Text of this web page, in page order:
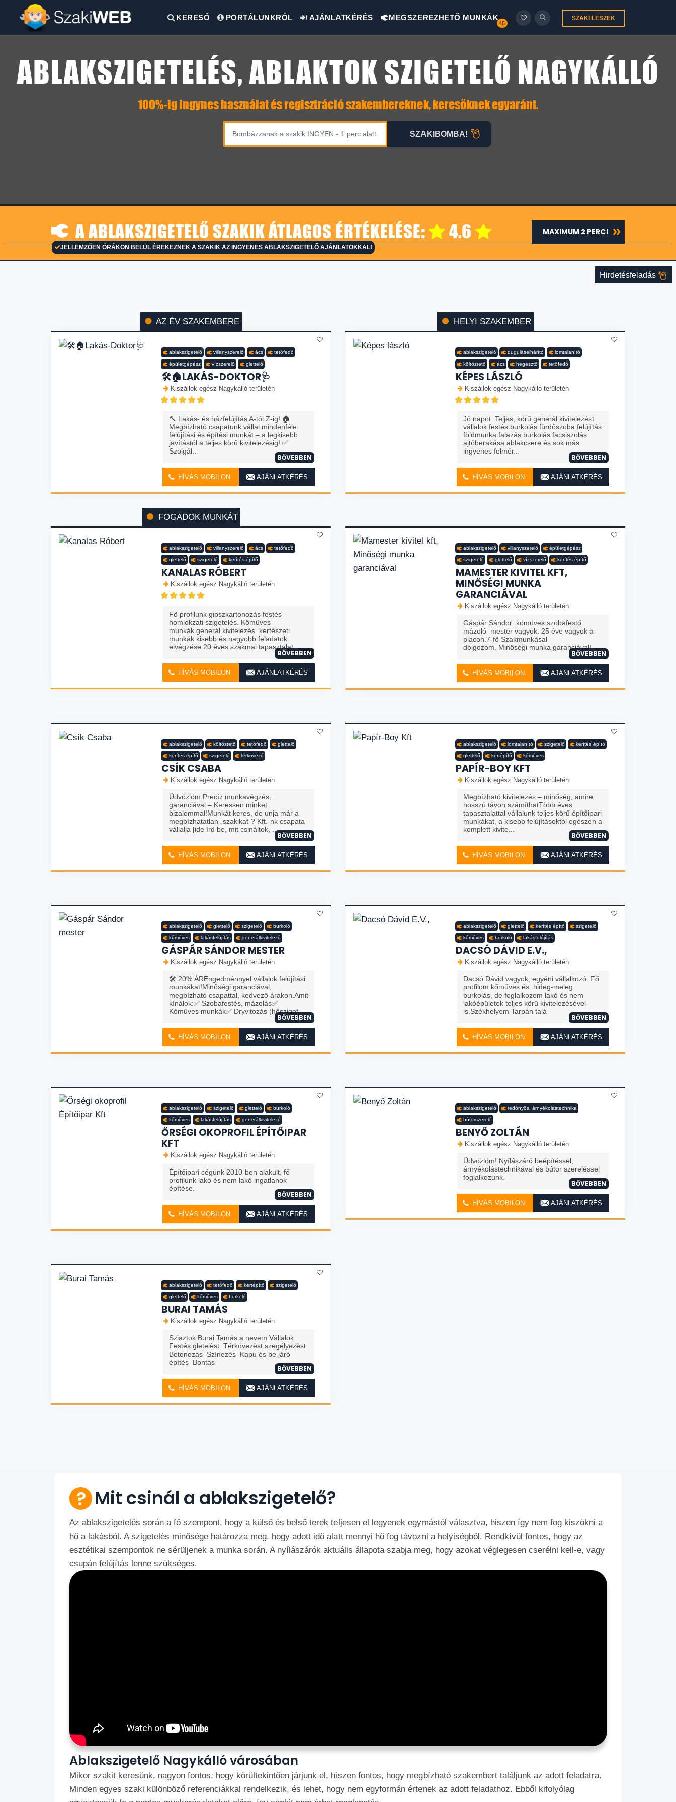
SZAKI LESZEK
KERESŐ PORTÁLUNKRÓL AJÁNLATKÉRÉS MEGSZEREZHETŐ MUNKÁK
45
ABLAKSZIGETELÉS, ABLAKTOK SZIGETELŐ NAGYKÁLLÓ
100%-ig ingynes használat és regisztráció szakembereknek, keresőknek egyaránt.
SZAKIBOMBA!
A ABLAKSZIGETELŐ SZAKIK ÁTLAGOS ÉRTÉKELÉSE: 4.6
JELLEMZŐEN ÓRÁKON BELÜL ÉREKEZNEK A SZAKIK AZ INGYENES ABLAKSZIGETELŐ AJÁNLATOKKAL!
MAXIMUM 2 PERC!
AZ ÉV SZAKEMBERE
ablakszigetelő villanyszerelő ács tetőfedő
épületgépész vízszerelő glettelő
🛠️🏠LAKÁS-DOKTOR🩺
Kiszállok egész Nagykálló területén
🔨 Lakás- és házfelújítás A-tól Z-ig! 🏠
Megbízható csapatunk vállal mindenféle
felújítási és építési munkát – a legkisebb
javítástól a teljes körű kivitelezésig! ✅
Szolgál...
BŐVEBBEN
HÍVÁS MOBILON AJÁNLATKÉRÉS
HELYI SZAKEMBER
ablakszigetelő duguláselhárító lomtalanító
költöztető ács hegesztő tetőfedő
KÉPES LÁSZLÓ
Kiszállok egész Nagykálló területén
Jó napot Teljes, körű generál kivitelezést
vállalok festés burkolás fürdőszoba felújítás
földmunka falazás burkolás facsiszolás
ajtóberakása ablakcsere és sok más
ingyenes felmér...
BŐVEBBEN
HÍVÁS MOBILON AJÁNLATKÉRÉS
FOGADOK MUNKÁT
ablakszigetelő villanyszerelő ács tetőfedő
glettelő szigetelő kerítés építő
KANALAS RÓBERT
Kiszállok egész Nagykálló területén
Fö profilunk gipszkartonozás festés
homlokzati szigetelés. Kömüves
munkák.generál kivitelezés kertészeti
munkák kisebb és nagyobb feladatok
elvégzése 20 éves szakmai tapasztalat. ...
BŐVEBBEN
HÍVÁS MOBILON AJÁNLATKÉRÉS
ablakszigetelő villanyszerelő épületgépész
szigetelő glettelő vízszerelő kerítés építő
MAMESTER KIVITEL KFT,
MINŐSÉGI MUNKA
GARANCIÁVAL
Kiszállok egész Nagykálló területén
Gáspár Sándor kömüves szobafestő
mázoló mester vagyok. 25 éve vagyok a
piacon.7-fő Szakmunkásal
dolgozom. Minöségi munka garanciával!
BŐVEBBEN
HÍVÁS MOBILON AJÁNLATKÉRÉS
ablakszigetelő költöztető tetőfedő glettelő
kerítés építő szigetelő térkövező
CSÍK CSABA
Kiszállok egész Nagykálló területén
Üdvözlöm Precíz munkavégzés,
garanciával – Keressen minket
bizalommal!Munkát keres, de unja már a
megbízhatatlan „szakikat”? Kft.-nk csapata
vállalja [ide írd be, mit csináltok, ...
BŐVEBBEN
HÍVÁS MOBILON AJÁNLATKÉRÉS
ablakszigetelő lomtalanító szigetelő kerítés építő
glettelő kertépítő kőműves
PAPÍR-BOY KFT
Kiszállok egész Nagykálló területén
Megbízható kivitelezés – minőség, amire
hosszú távon számíthatTöbb éves
tapasztalattal vállalunk teljes körű építőipari
munkákat, a kisebb felújításoktól egészen a
komplett kivite...
BŐVEBBEN
HÍVÁS MOBILON AJÁNLATKÉRÉS
ablakszigetelő glettelő szigetelő burkoló
kőműves lakásfelújítás generálkivitelező
GÁSPÁR SÁNDOR MESTER
Kiszállok egész Nagykálló területén
🛠️ 20% ÁREngedménnyel vállalok felújítási
munkákat!Minőségi garanciával,
megbízható csapattal, kedvező árakon.Amit
kínálok:✅ Szobafestés, mázolás✅
Kőműves munkák✅ Dryvitozás (hősziget...
BŐVEBBEN
HÍVÁS MOBILON AJÁNLATKÉRÉS
ablakszigetelő glettelő kerítés építő szigetelő
kőműves burkoló lakásfelújítás
DACSÓ DÁVID E.V.,
Kiszállok egész Nagykálló területén
Dacsó Dávid vagyok, egyéni vállalkozó. Fő
profilom kőműves és hideg-meleg
burkolás, de foglalkozom lakó és nem
lakóépületek teljes körű kivitelezésével
is.Székhelyem Tarpán talá
BŐVEBBEN
HÍVÁS MOBILON AJÁNLATKÉRÉS
ablakszigetelő szigetelő glettelő burkoló
kőműves lakásfelújítás generálkivitelező
ŐRSÉGI OKOPROFIL ÉPÍTŐIPAR
KFT
Kiszállok egész Nagykálló területén
Építőipari cégünk 2010-ben alakult, fő
profilunk lakó és nem lakó ingatlanok
építése.
BŐVEBBEN
HÍVÁS MOBILON AJÁNLATKÉRÉS
ablakszigetelő redőnyös, árnyékolástechnika
bútorszerelő
BENYŐ ZOLTÁN
Kiszállok egész Nagykálló területén
Üdvözlöm! Nyílászáró beépítéssel,
árnyékolástechnikával és bútor szereléssel
foglalkozunk.
BŐVEBBEN
HÍVÁS MOBILON AJÁNLATKÉRÉS
ablakszigetelő tetőfedő kertépítő szigetelő
glettelő kőműves burkoló
BURAI TAMÁS
Kiszállok egész Nagykálló területén
Sziaztok Burai Tamás a nevem Vállalok
Festés gletelèst Térkövezèst szegélyezèst
Betonozás Színezés Kapu és be járó
építés Bontás
BŐVEBBEN
HÍVÁS MOBILON AJÁNLATKÉRÉS
Hirdetésfeladás
Mit csinál a ablakszigetelő?
Az ablakszigetelés során a fő szempont, hogy a külső és belső terek teljesen el legyenek egymástól választva, hiszen így nem fog kiszökni a
hő a lakásból. A szigetelés minősége határozza meg, hogy adott idő alatt mennyi hő fog távozni a helyiségből. Rendkívül fontos, hogy az
esztétikai szempontok ne sérüljenek a munka során. A nyílászárók aktuális állapota szabja meg, hogy azokat véglegesen cserélni kell-e, vagy
csupán felújítás lenne szükséges.
Ablakszigetelő Nagykálló városában
Mikor szakit keresünk, nagyon fontos, hogy körültekintően járjunk el, hiszen fontos, hogy megbízható szakembert találjunk az adott feladatra.
Minden egyes szaki különböző referenciákkal rendelkezik, és lehet, hogy nem egyformán értenek az adott feladathoz. Ebből kifolyólag